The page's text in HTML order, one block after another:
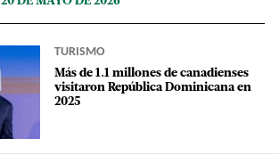
TURISMO
Más de 1.1 millones de canadienses
visitaron República Dominicana en
2025